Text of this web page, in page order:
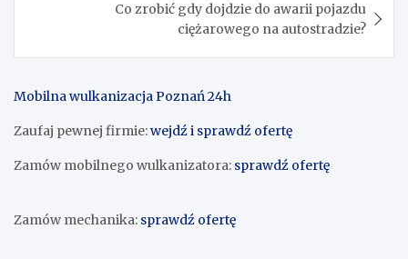
Co zrobić gdy dojdzie do awarii pojazdu
ciężarowego na autostradzie?
Mobilna wulkanizacja Poznań 24h
Zaufaj pewnej firmie:wejdź i sprawdź ofertę
Zamów mobilnego wulkanizatora: sprawdź ofertę
Zamów mechanika: sprawdź ofertę